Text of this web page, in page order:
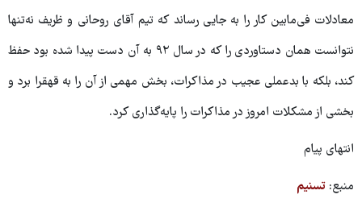
معادلات فی‌مابین کار را به جایی رساند که تیم آقای روحانی و ظریف نه‌تنها
نتوانست همان دستاوردی را که در سال ۹۲ به آن دست پیدا شده بود حفظ
کند، بلکه با بدعملی عجیب در مذاکرات، بخش مهمی از آن را به قهقرا برد و
بخشی از مشکلات امروز در مذاکرات را پایه‌گذاری کرد.
انتهای پیام
منبع: تسنیم